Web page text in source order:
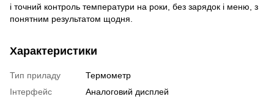
і точний контроль температури на роки, без зарядок і меню, з
понятним результатом щодня.
Характеристики
Тип приладу
Термометр
Інтерфейс
Аналоговий дисплей